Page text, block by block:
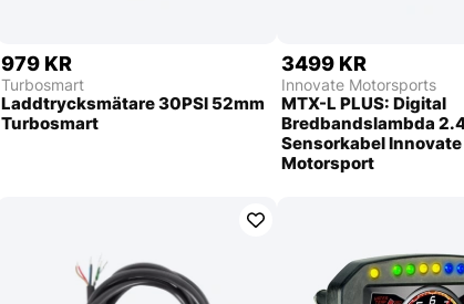
979 KR
Turbosmart
Laddtrycksmätare 30PSI 52mm
Turbosmart
3499 KR
Innovate Motorsports
MTX-L PLUS: Digital
Bredbandslambda
Sensorkabel Innovate
Motorsport